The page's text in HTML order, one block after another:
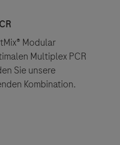
Modular
Multiplex PCR
Sie unsere
Kombination.